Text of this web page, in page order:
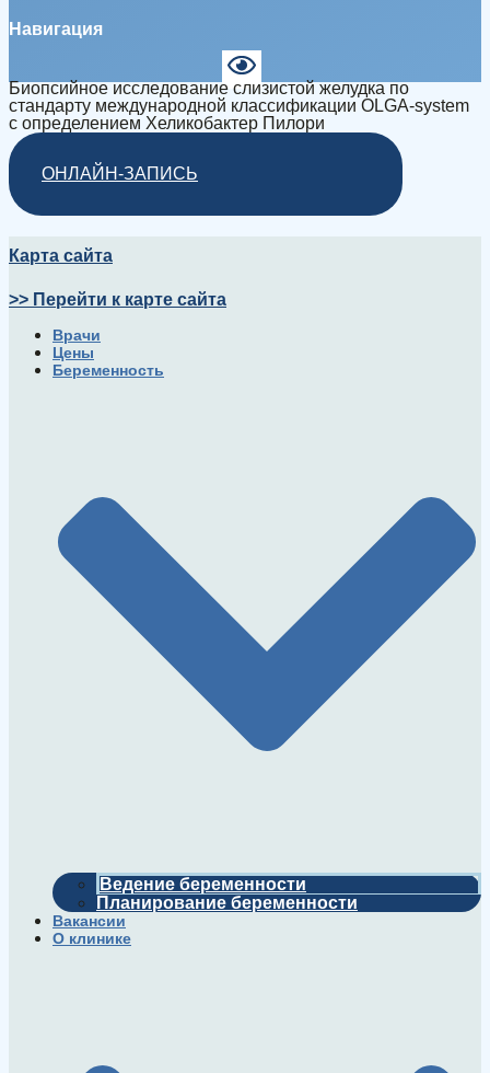
Навигация
Биопсийное исследование слизистой желудка по
стандарту международной классификации OLGA-system
с определением Хеликобактер Пилори
ОНЛАЙН-ЗАПИСЬ
Карта сайта
>> Перейти к карте сайта
Врачи
Цены
Беременность
Ведение беременности
Планирование беременности
Вакансии
О клинике